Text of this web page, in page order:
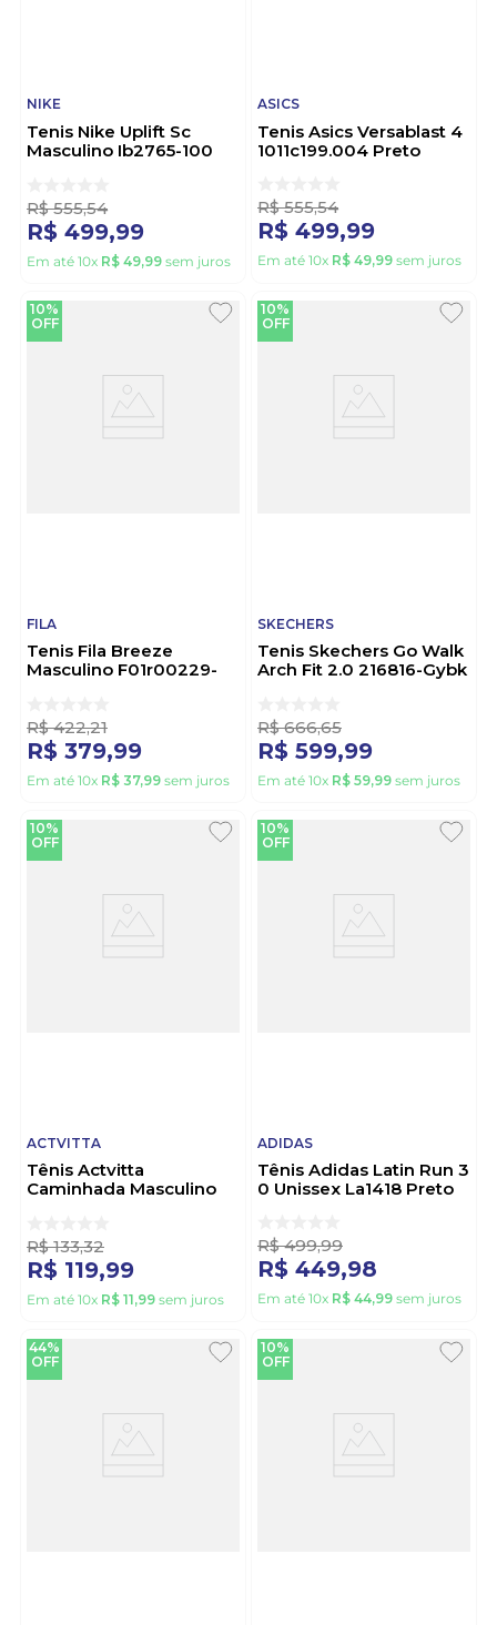
NIKE
Tenis Nike Uplift Sc
Masculino Ib2765-100
R$ 555,54
R$ 499,99
Em até 10x R$ 49,99 sem juros
ASICS
Tenis Asics Versablast 4
1011c199.004 Preto
R$ 555,54
R$ 499,99
Em até 10x R$ 49,99 sem juros
10%
OFF
FILA
Tenis Fila Breeze
Masculino F01r00229-
R$ 422,21
R$ 379,99
Em até 10x R$ 37,99 sem juros
10%
OFF
SKECHERS
Tenis Skechers Go Walk
Arch Fit 2.0 216816-Gybk
R$ 666,65
R$ 599,99
Em até 10x R$ 59,99 sem juros
10%
OFF
ACTVITTA
Tênis Actvitta
Caminhada Masculino
R$ 133,32
R$ 119,99
Em até 10x R$ 11,99 sem juros
10%
OFF
ADIDAS
Tênis Adidas Latin Run 3
0 Unissex La1418 Preto
R$ 499,99
R$ 449,98
Em até 10x R$ 44,99 sem juros
44%
OFF
10%
OFF